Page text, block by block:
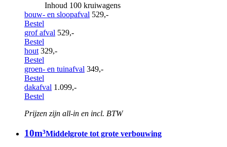
Inhoud 100 kruiwagens
bouw- en sloopafval 529,-
Bestel
grof afval 529,-
Bestel
hout 329,-
Bestel
groen- en tuinafval 349,-
Bestel
dakafval 1.099,-
Bestel
Prijzen zijn all-in en incl. BTW
10m³Middelgrote tot grote verbouwing